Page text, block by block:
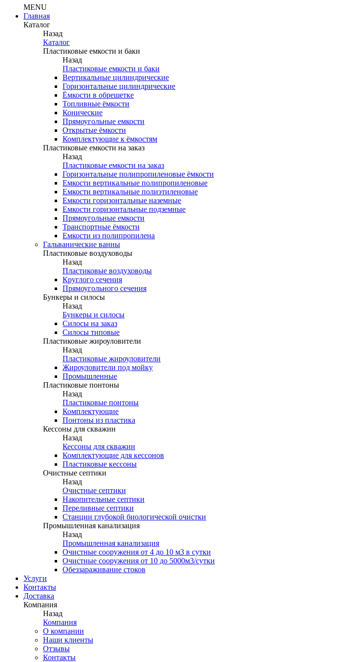
MENU
Главная
Каталог
Назад
Каталог
Пластиковые емкости и баки
Назад
Пластиковые емкости и баки
Вертикальные цилиндрические
Горизонтальные цилиндрические
Ёмкости в обрешетке
Топливные ёмкости
Конические
Прямоугольные емкости
Открытые ёмкости
Комплектующие к ёмкостям
Пластиковые емкости на заказ
Назад
Пластиковые емкости на заказ
Горизонтальные полипропиленовые ёмкости
Емкости вертикальные полипропиленовые
Емкости вертикальные полиэтиленовые
Емкости горизонтальные наземные
Емкости горизонтальные подземные
Прямоугольные емкости
Транспортные ёмкости
Емкости из полипропилена
Гальванические ванны
Пластиковые воздуховоды
Назад
Пластиковые воздуховоды
Круглого сечения
Прямоугольного сечения
Бункеры и силосы
Назад
Бункеры и силосы
Силосы на заказ
Силосы типовые
Пластиковые жироуловители
Назад
Пластиковые жироуловители
Жироуловители под мойку
Промышленные
Пластиковые понтоны
Назад
Пластиковые понтоны
Комплектующие
Понтоны из пластика
Кессоны для скважин
Назад
Кессоны для скважин
Комплектующие для кессонов
Пластиковые кессоны
Очистные септики
Назад
Очистные септики
Накопительные септики
Переливные септики
Станции глубокой биологической очистки
Промышленная канализация
Назад
Промышленная канализация
Очистные сооружения от 4 до 10 м3 в сутки
Очистные сооружения от 10 до 5000м3/сутки
Обеззараживание стоков
Услуги
Контакты
Доставка
Компания
Назад
Компания
О компании
Наши клиенты
Отзывы
Контакты